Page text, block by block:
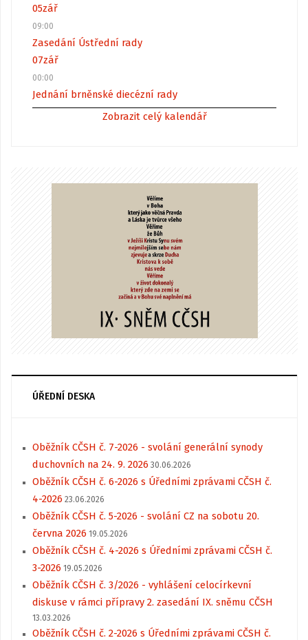
05zář
09:00
Zasedání Ústřední rady
07zář
00:00
Jednání brněnské diecézní rady
Zobrazit celý kalendář
ÚŘEDNÍ DESKA
Oběžník CČSH č. 7-2026 - svolání generální synody
duchovních na 24. 9. 2026 30.06.2026
Oběžník CČSH č. 6-2026 s Úředními zprávami CČSH č.
4-2026 23.06.2026
Oběžník CČSH č. 5-2026 - svolání CZ na sobotu 20.
června 2026 19.05.2026
Oběžník CČSH č. 4-2026 s Úředními zprávami CČSH č.
3-2026 19.05.2026
Oběžník CČSH č. 3/2026 - vyhlášení celocírkevní
diskuse v rámci přípravy 2. zasedání IX. sněmu CČSH
13.03.2026
Oběžník CČSH č. 2-2026 s Úředními zprávami CČSH č.